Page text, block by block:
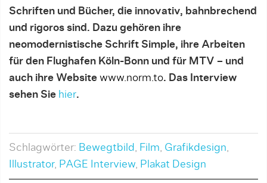
Schriften und Bücher, die innovativ, bahnbrechend
und rigoros sind. Dazu gehören ihre
neomodernistische Schrift Simple, ihre Arbeiten
für den Flughafen Köln-Bonn und für MTV – und
auch ihre Website www.norm.to. Das Interview
sehen Sie hier.
Schlagwörter: Bewegtbild, Film, Grafikdesign,
Illustrator, PAGE Interview, Plakat Design